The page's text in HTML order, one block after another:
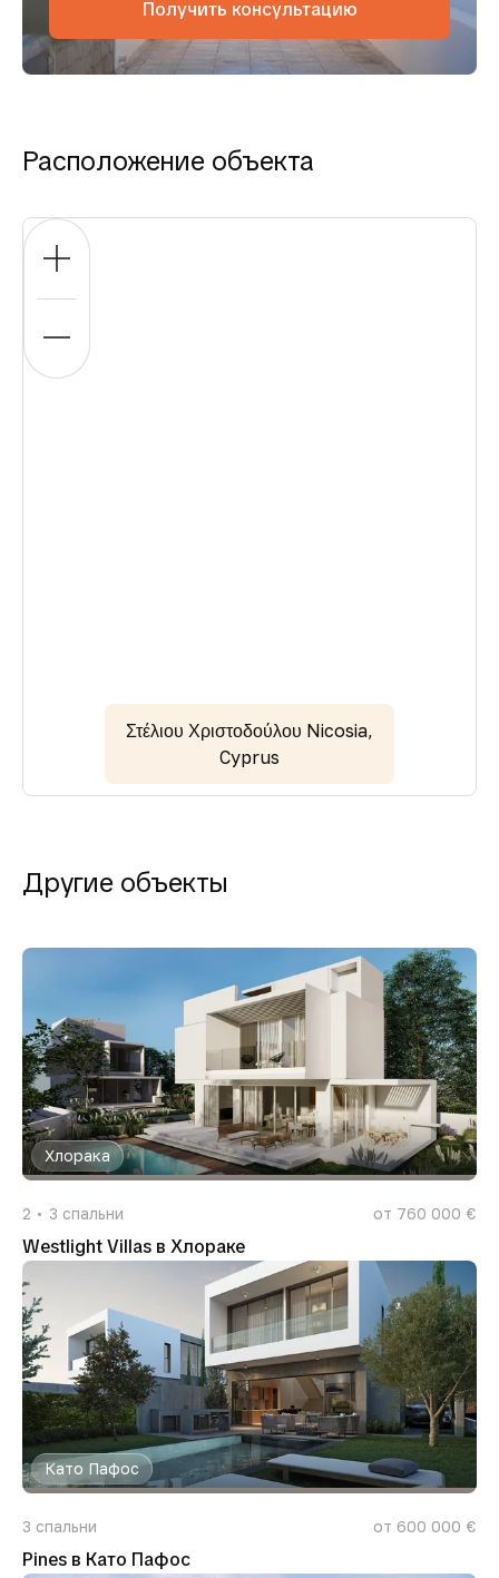
Получить консультацию
Расположение объекта
Στέλιου Χριστοδούλου Nicosia,
Cyprus
Другие объекты
Хлорака
2 3 спальни от 760 000 €
Westlight Villas в Хлораке
Като Пафос
3 спальни от 600 000 €
Pines в Като Пафос